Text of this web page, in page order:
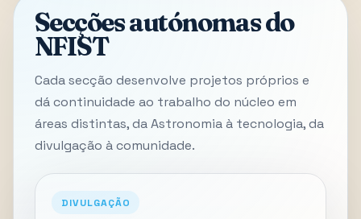
Secções autónomas do
NFIST
Cada secção desenvolve projetos próprios e
dá continuidade ao trabalho do núcleo em
áreas distintas, da Astronomia à tecnologia, da
divulgação à comunidade.
DIVULGAÇÃO